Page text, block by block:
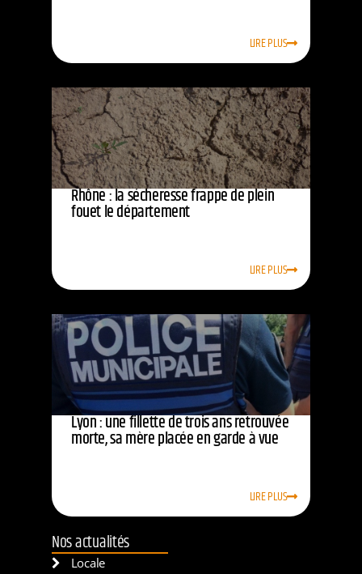
LIRE PLUS
Rhône : la sécheresse frappe de plein
fouet le département
LIRE PLUS
Lyon : une fillette de trois ans retrouvée
morte, sa mère placée en garde à vue
LIRE PLUS
Nos actualités
Locale